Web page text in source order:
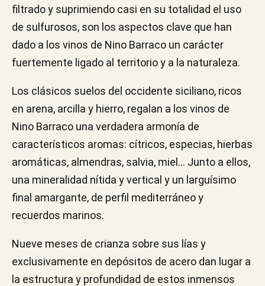
filtrado y suprimiendo casi en su totalidad el uso
de sulfurosos, son los aspectos clave que han
dado a los vinos de Nino Barraco un carácter
fuertemente ligado al territorio y a la naturaleza.
Los clásicos suelos del occidente siciliano, ricos
en arena, arcilla y hierro, regalan a los vinos de
Nino Barraco una verdadera armonía de
característicos aromas: cítricos, especias, hierbas
aromáticas, almendras, salvia, miel... Junto a ellos,
una mineralidad nítida y vertical y un larguísimo
final amargante, de perfil mediterráneo y
recuerdos marinos.
Nueve meses de crianza sobre sus lías y
exclusivamente en depósitos de acero dan lugar a
la estructura y profundidad de estos inmensos